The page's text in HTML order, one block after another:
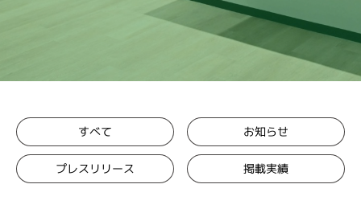
すべて お知らせ
プレスリリース 掲載実績